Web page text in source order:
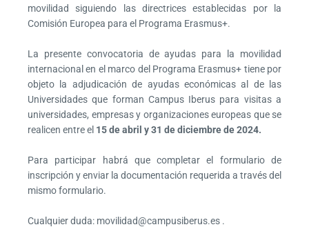
movilidad siguiendo las directrices establecidas por la
Comisión Europea para el Programa Erasmus+.
La presente convocatoria de ayudas para la movilidad
internacional en el marco del Programa Erasmus+ tiene por
objeto la adjudicación de ayudas económicas al de las
Universidades que forman Campus Iberus para visitas a
universidades, empresas y organizaciones europeas que se
realicen entre el 15 de abril y 31 de diciembre de 2024.
Para participar habrá que completar el formulario de
inscripción y enviar la documentación requerida a través del
mismo formulario.
Cualquier duda: movilidad@campusiberus.es .